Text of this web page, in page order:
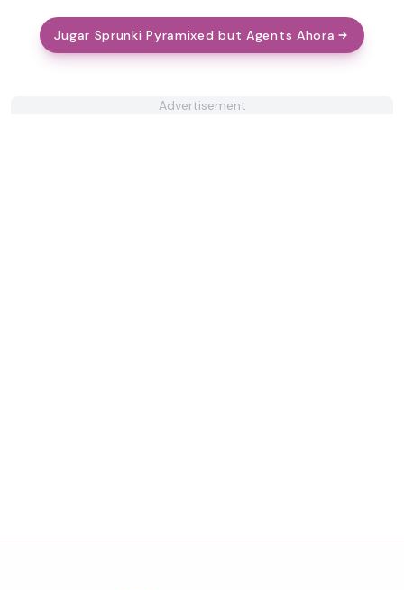
Jugar Sprunki Pyramixed but Agents Ahora
Advertisement